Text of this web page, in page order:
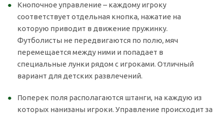
Кнопочное управление – каждому игроку
соответствует отдельная кнопка, нажатие на
которую приводит в движение пружинку.
Футболисты не передвигаются по полю, мяч
перемещается между ними и попадает в
специальные лунки рядом с игроками. Отличный
вариант для детских развлечений.
Поперек поля располагаются штанги, на каждую из
которых нанизаны игроки. Управление происходит за